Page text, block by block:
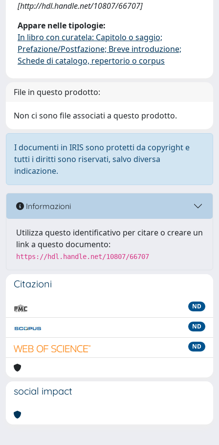
[http://hdl.handle.net/10807/66707]
Appare nelle tipologie:
In libro con curatela: Capitolo o saggio;
Prefazione/Postfazione; Breve introduzione;
Schede di catalogo, repertorio o corpus
File in questo prodotto:
Non ci sono file associati a questo prodotto.
I documenti in IRIS sono protetti da copyright e
tutti i diritti sono riservati, salvo diversa
indicazione.
Informazioni
Utilizza questo identificativo per citare o creare un
link a questo documento:
https://hdl.handle.net/10807/66707
Citazioni
ND
ND
ND
social impact